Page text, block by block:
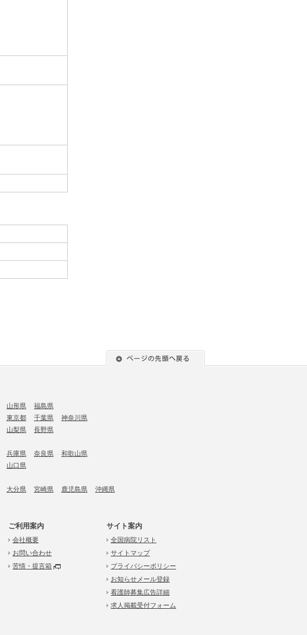
山形県 福島県
東京都 千葉県 神奈川県
山梨県 長野県
兵庫県 奈良県 和歌山県
山口県
大分県 宮崎県 鹿児島県 沖縄県
ご利用案内
会社概要
お問い合わせ
苦情・提言箱
サイト案内
全国病院リスト
サイトマップ
プライバシーポリシー
お知らせメール登録
看護師募集広告詳細
求人掲載受付フォーム